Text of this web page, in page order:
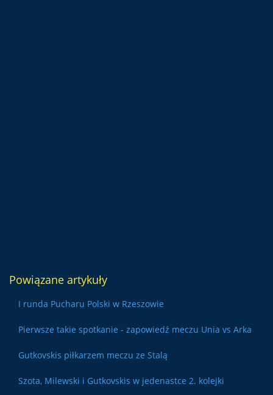
Powiązane artykuły
I runda Pucharu Polski w Rzeszowie
Pierwsze takie spotkanie - zapowiedź meczu Unia vs Arka
Gutkovskis piłkarzem meczu ze Stalą
Szota, Milewski i Gutkovskis w jedenastce 2. kolejki